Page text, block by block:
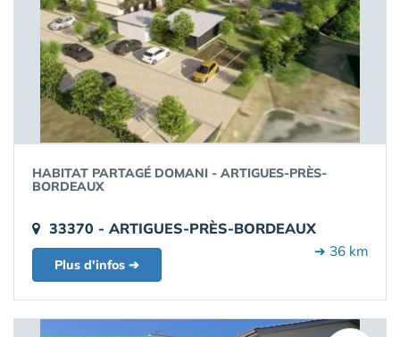
HABITAT PARTAGÉ DOMANI - ARTIGUES-PRÈS-
BORDEAUX
33370 - ARTIGUES-PRÈS-BORDEAUX
➔ 36 km
Plus d'infos ➔